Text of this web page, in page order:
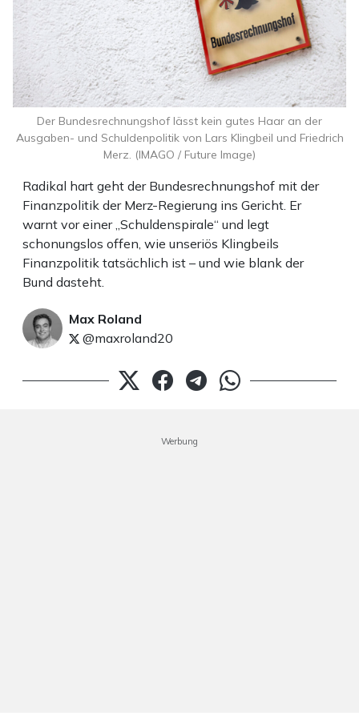
Radikal hart geht der Bundesrechnungshof mit der
Finanzpolitik der Merz-Regierung ins Gericht. Er
warnt vor einer „Schuldenspirale“ und legt
schonungslos offen, wie unseriös Klingbeils
Finanzpolitik tatsächlich ist – und wie blank der
Bund dasteht.
Max Roland
@maxroland20
Der Bundesrechnungshof lässt kein gutes Haar an der
Ausgaben- und Schuldenpolitik von Lars Klingbeil und Friedrich
Merz. (IMAGO / Future Image)
Werbung